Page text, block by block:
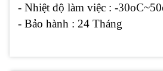
- Nhiệt độ làm việc : -
- Bảo hành : 24 Tháng